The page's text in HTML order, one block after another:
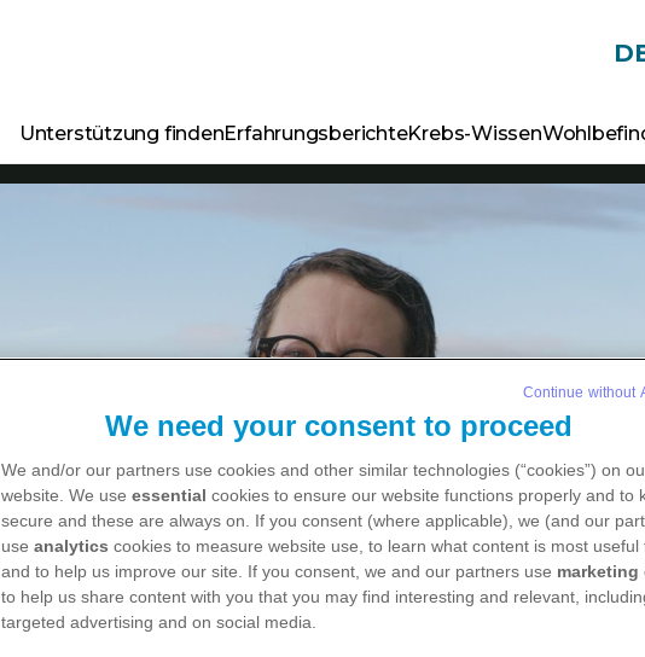
Unterstützung findenErfahrungsberichteKrebs-Wissen
We need your consent to proceed
We and/or our partners use cookies and other similar technologies (“cookies”) on
website. We use essential cookies to ensure our website functions properly and to
secure and these are always on. If you consent (where applicable), we (and our
use analytics cookies to measure website use, to learn what content is most useful
and to help us improve our site. If you consent, we and our partners use marketing
to help us share content with you that you may find interesting and relevant,
targeted advertising and on social media.
Continue without